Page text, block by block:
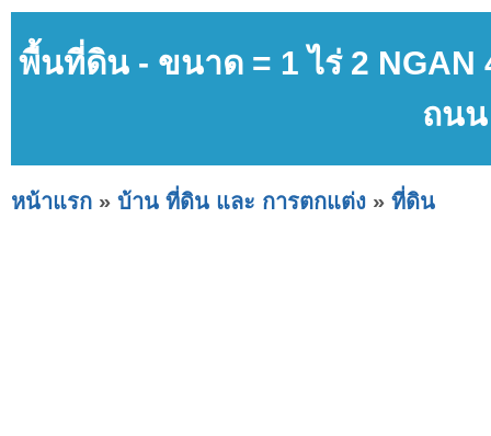
พื้นที่ดิน - ขนาด = 1 ไร่ 2 NGAN
ถนน
หน้าแรก » บ้าน ที่ดิน และ การตกแต่ง » ที่ดิน